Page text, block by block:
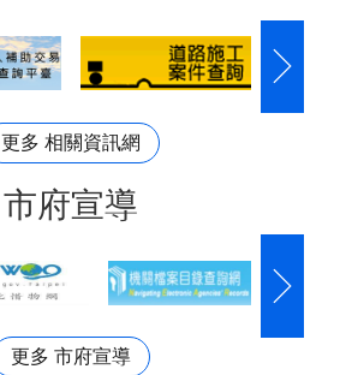
更多 相關資訊網
市府宣導
更多 市府宣導